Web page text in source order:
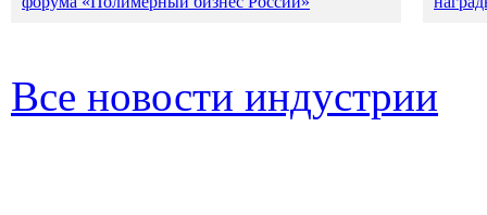
Все новости индустрии